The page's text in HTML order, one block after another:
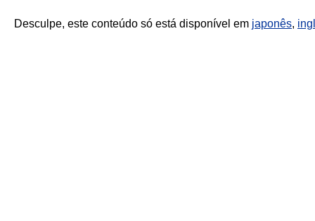
Desculpe, este conteúdo só está disponível em japonês,